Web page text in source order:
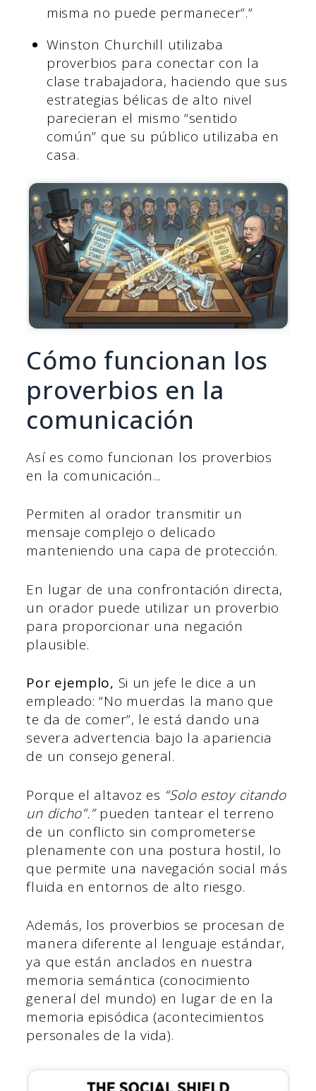
misma no puede permanecer”.”
Winston Churchill utilizaba
proverbios para conectar con la
clase trabajadora, haciendo que sus
estrategias bélicas de alto nivel
parecieran el mismo “sentido
común” que su público utilizaba en
casa.
Cómo funcionan los
proverbios en la
comunicación
Así es como funcionan los proverbios
en la comunicación...
Permiten al orador transmitir un
mensaje complejo o delicado
manteniendo una capa de protección.
En lugar de una confrontación directa,
un orador puede utilizar un proverbio
para proporcionar una negación
plausible.
Por ejemplo, Si un jefe le dice a un
empleado: “No muerdas la mano que
te da de comer”, le está dando una
severa advertencia bajo la apariencia
de un consejo general.
Porque el altavoz es “Solo estoy citando
un dicho”.” pueden tantear el terreno
de un conflicto sin comprometerse
plenamente con una postura hostil, lo
que permite una navegación social más
fluida en entornos de alto riesgo.
Además, los proverbios se procesan de
manera diferente al lenguaje estándar,
ya que están anclados en nuestra
memoria semántica (conocimiento
general del mundo) en lugar de en la
memoria episódica (acontecimientos
personales de la vida).